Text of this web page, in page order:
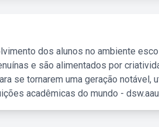
dos alunos no ambiente
e são alimentados por
se tornarem uma geração notável,
acadêmicas do mundo -